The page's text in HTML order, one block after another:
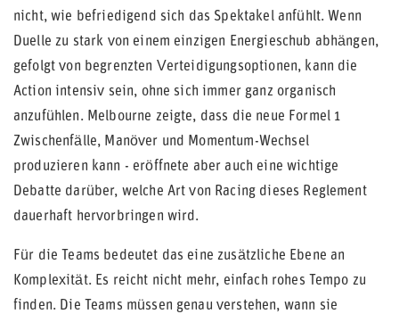
nicht, wie befriedigend sich das Spektakel anfühlt. Wenn
Duelle zu stark von einem einzigen Energieschub abhängen,
gefolgt von begrenzten Verteidigungsoptionen, kann die
Action intensiv sein, ohne sich immer ganz organisch
anzufühlen. Melbourne zeigte, dass die neue Formel 1
Zwischenfälle, Manöver und Momentum-Wechsel
produzieren kann - eröffnete aber auch eine wichtige
Debatte darüber, welche Art von Racing dieses Reglement
dauerhaft hervorbringen wird.
Für die Teams bedeutet das eine zusätzliche Ebene an
Komplexität. Es reicht nicht mehr, einfach rohes Tempo zu
finden. Die Teams müssen genau verstehen, wann sie